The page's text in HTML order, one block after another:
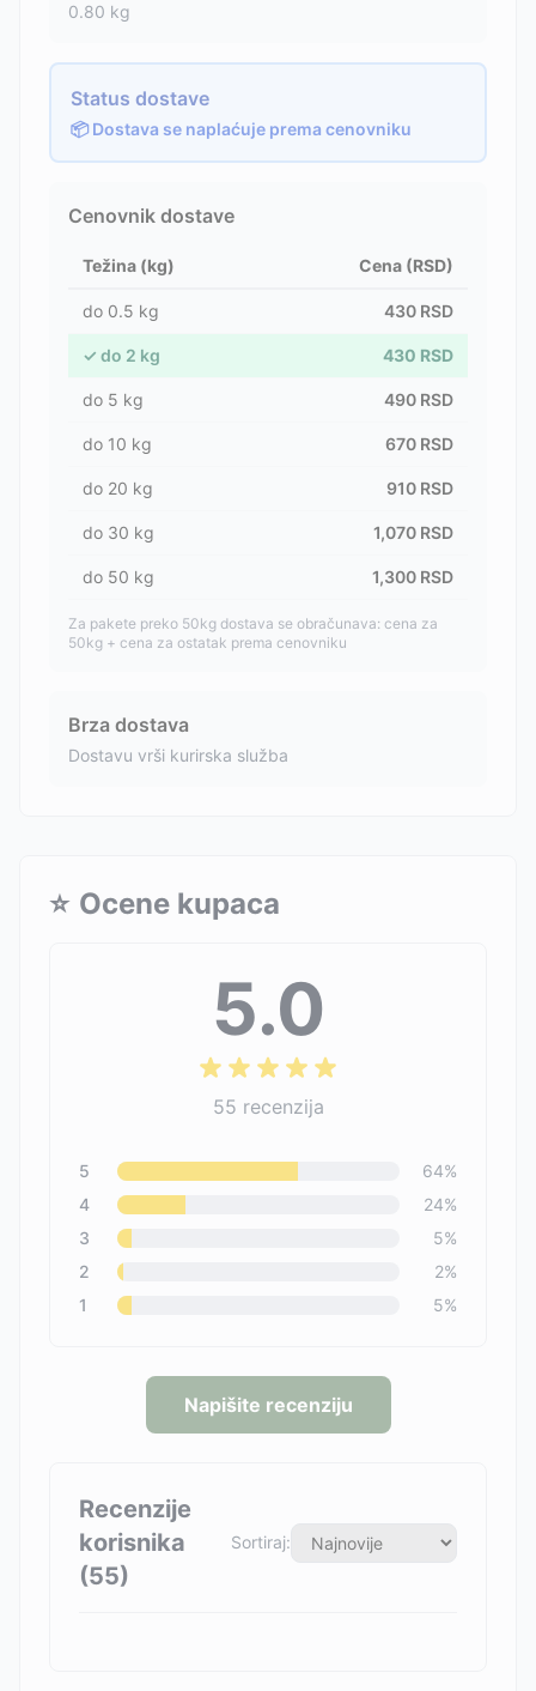
0.80 kg
Status dostave
📦 Dostava se naplaćuje prema cenovniku
Cenovnik dostave
Težina (kg) Cena (RSD)
do 0.5 kg 430 RSD
✓ do 2 kg 430 RSD
do 5 kg 490 RSD
do 10 kg 670 RSD
do 20 kg 910 RSD
do 30 kg 1,070 RSD
do 50 kg 1,300 RSD
Za pakete preko 50kg dostava se obračunava: cena za
50kg + cena za ostatak prema cenovniku
Brza dostava
Dostavu vrši kurirska služba
⭐ Ocene kupaca
5.0
55 recenzija
5 64%
4
24%
3
5%
2
2%
1
5%
Napišite recenziju
Recenzije
korisnika
(55)
Sortiraj: